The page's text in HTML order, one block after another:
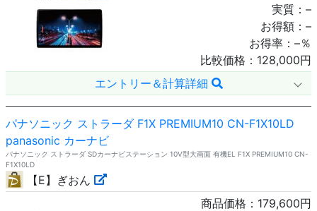
実質： –
お得額： –
お得率： –％
比較価格： 128,000円
エントリー＆計算詳細
パナソニック ストラーダ F1X PREMIUM10 CN-F1X10LD
panasonic カーナビ
パナソニック ストラーダ SDカーナビステーション 10V型大画面 有機EL F1X PREMIUM10 CN-
F1X10LD
【E】ぎおん
商品価格： 179,600円